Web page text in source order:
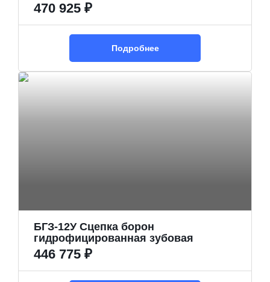
470 925 ₽
Подробнее
БГЗ-12У Сцепка борон
гидрофицированная зубовая
446 775 ₽